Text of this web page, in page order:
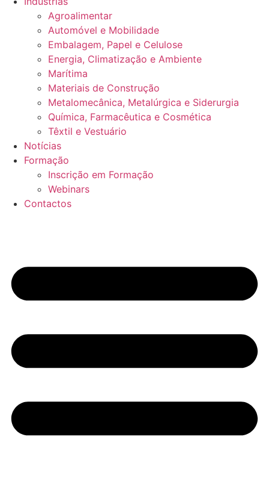
Agroalimentar
Automóvel e Mobilidade
Embalagem, Papel e Celulose
Energia, Climatização e Ambiente
Marítima
Materiais de Construção
Metalomecânica, Metalúrgica e Siderurgia
Química, Farmacêutica e Cosmética
Têxtil e Vestuário
Notícias
Formação
Inscrição em Formação
Webinars
Contactos